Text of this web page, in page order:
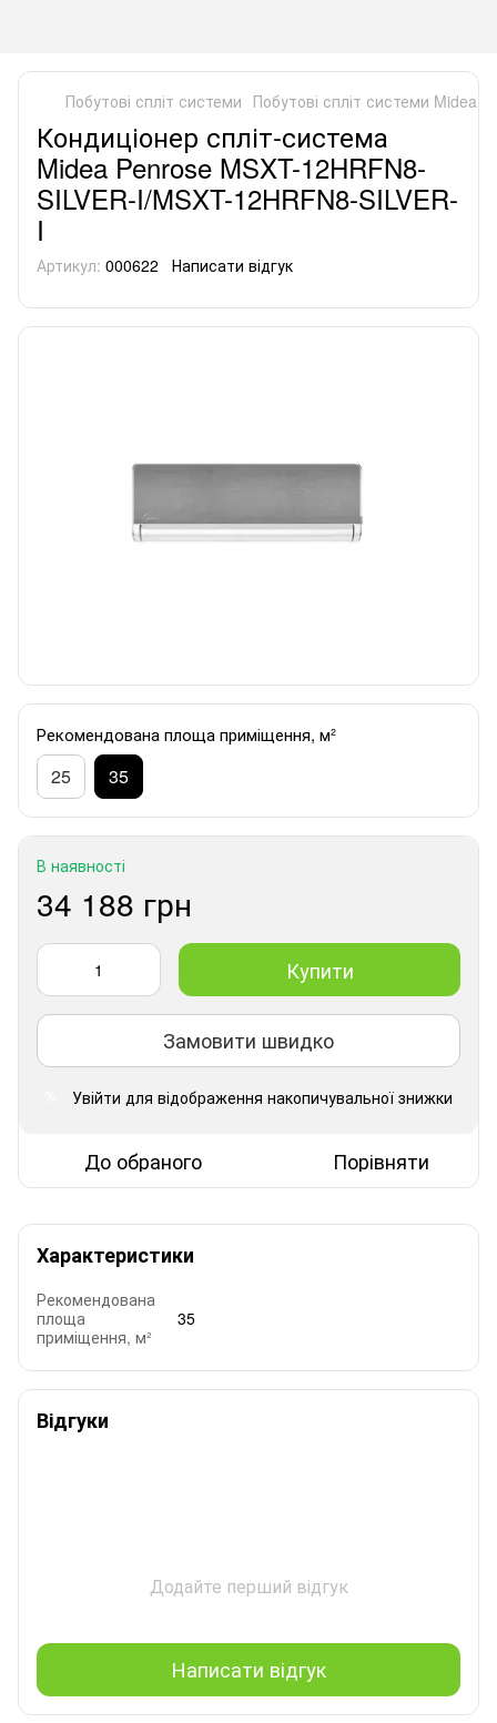
Побутові спліт системи Побутові спліт системи Midea
Кондиціонер спліт-система
Midea Penrose MSXT-12HRFN8-
SILVER-I/MSXT-12HRFN8-SILVER-
I
Артикул: 000622 Написати відгук
Рекомендована площа приміщення, м²
25 35
В наявності
34 188 грн
Купити
Замовити швидко
Увійти для відображення накопичувальної знижки
До обраного Порівняти
Характеристики
Рекомендована
площа
приміщення, м²
35
Відгуки
Додайте перший відгук
Написати відгук